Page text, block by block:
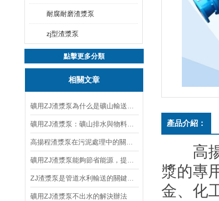
耐腐耐磨渣漿泵
zj型渣漿泵
點擊更多分類
相關文章
礦用ZJ渣漿泵不出水的解決辦法
產品介紹：
高揚
漿的專
金、